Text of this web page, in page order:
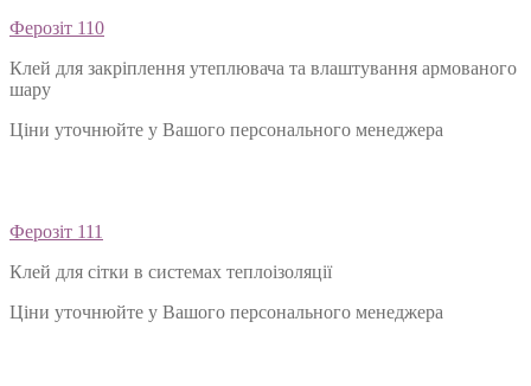
Ферозіт 110
Клей для закріплення утеплювача та влаштування армованого
шару
Ціни уточнюйте у Вашого персонального менеджера
Ферозіт 111
Клей для сітки в системах теплоізоляції
Ціни уточнюйте у Вашого персонального менеджера